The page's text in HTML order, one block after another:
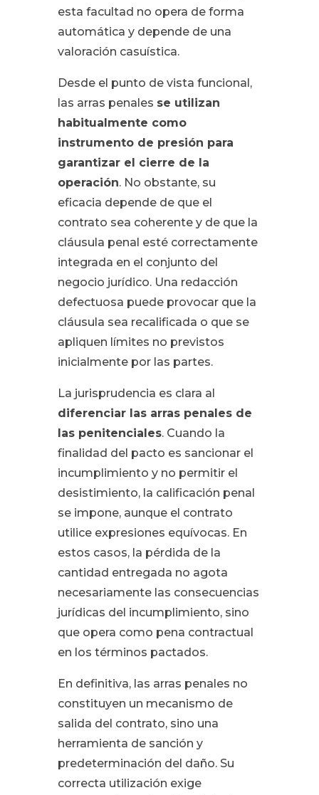
esta facultad no opera de forma
automática y depende de una
valoración casuística.
Desde el punto de vista funcional,
las arras penales se utilizan
habitualmente como
instrumento de presión para
garantizar el cierre de la
operación. No obstante, su
eficacia depende de que el
contrato sea coherente y de que la
cláusula penal esté correctamente
integrada en el conjunto del
negocio jurídico. Una redacción
defectuosa puede provocar que la
cláusula sea recalificada o que se
apliquen límites no previstos
inicialmente por las partes.
La jurisprudencia es clara al
diferenciar las arras penales de
las penitenciales. Cuando la
finalidad del pacto es sancionar el
incumplimiento y no permitir el
desistimiento, la calificación penal
se impone, aunque el contrato
utilice expresiones equívocas. En
estos casos, la pérdida de la
cantidad entregada no agota
necesariamente las consecuencias
jurídicas del incumplimiento, sino
que opera como pena contractual
en los términos pactados.
En definitiva, las arras penales no
constituyen un mecanismo de
salida del contrato, sino una
herramienta de sanción y
predeterminación del daño. Su
correcta utilización exige